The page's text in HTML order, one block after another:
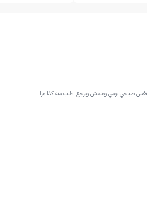
صباحي يومي ومنعش وبرجع اطلب منه كذا مرا